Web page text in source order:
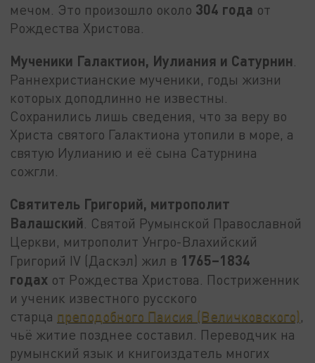
мечом. Это произошло около 304 года от
Рождества Христова.
Мученики Галактион, Иулиания и Сатурнин
Раннехристианские мученики, годы жизни
которых доподлинно не известны.
Сохранились лишь сведения, что за веру во
Христа святого Галактиона утопили в море, а
святую Иулианию и её сына Сатурнина
сожгли.
Святитель Григорий, митрополит
Валашский . Святой Румынской Православной
Церкви, митрополит Унгро-Влахийский
Григорий IV (Даскэл) жил в 1765–1834
годах от Рождества Христова. Постриженник
и ученик известного русского
старца преподобного Паисия (Величковского),
чьё житие позднее составил. Переводчик на
румынский язык и книгоиздатель многих